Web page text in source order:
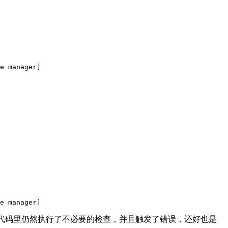
manager]
manager]
码里仍然执行了不必要的检查，并且触发了错误，还好也是